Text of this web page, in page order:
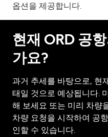
닫
면
Esc
키
누
르
세
요.
옵션을 제공합니다.
현재 ORD 공
가요?
과거 추세를 바탕으로, 현
태일 것으로 예상됩니다.
해 보세요 또는 미리 차량
차량 요청을 시작하여 공
인할 수 있습니다.